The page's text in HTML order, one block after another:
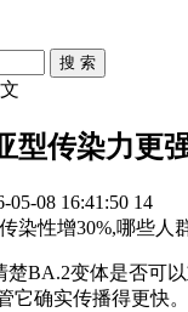
搜 索
型传染力更
05-08 16:41:50 14
染性增30%,哪些人
楚BA.2变体是否可
它确实传播得更快。